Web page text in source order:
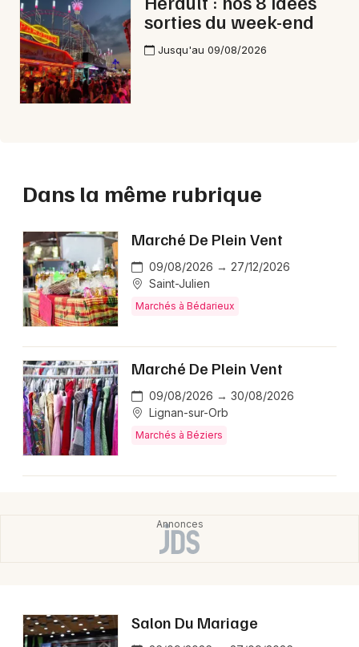
sorties du week-end
Jusqu'au 09/08/2026
Dans la même rubrique
Marché De Plein Vent
09/08/2026 → 27/12/2026
Saint-Julien
Marchés à Bédarieux
Marché De Plein Vent
09/08/2026 → 30/08/2026
Lignan-sur-Orb
Marchés à Béziers
Salon Du Mariage